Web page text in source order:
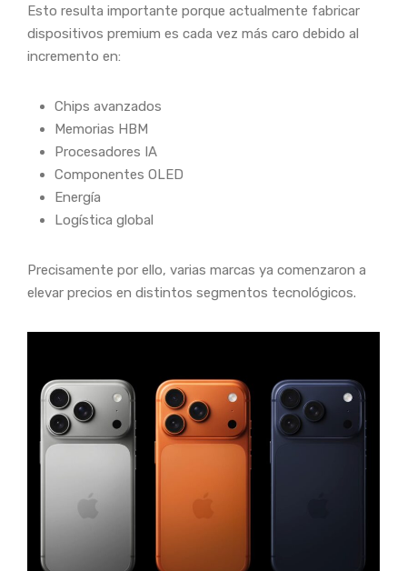
Esto resulta importante porque actualmente fabricar
dispositivos premium es cada vez más caro debido al
incremento en:
Chips avanzados
Memorias HBM
Procesadores IA
Componentes OLED
Energía
Logística global
Precisamente por ello, varias marcas ya comenzaron a
elevar precios en distintos segmentos tecnológicos.